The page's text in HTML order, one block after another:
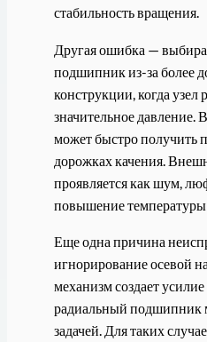
стабильность вращения.
Другая ошибка —
подшипник из-за более
конструкции, когда узел
значительное давление.
может быстро получить
дорожках качения.
проявляется как шум,
повышение температуры
Еще одна причина
игнорирование осевой
механизм создает
радиальный подшипник
задачей. Для таких